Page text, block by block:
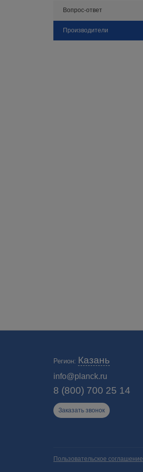
Вопрос-ответ
Производители
Регион: Казань
info@planck.ru
8 (800) 700 25 14
Заказать звонок
Пользовательское соглашение